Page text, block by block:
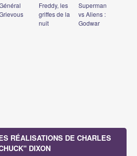
Freddy, les
griffes de la
nuit
Superman
vs Aliens :
Godwar
RÉALISATIONS DE CHARLES
DIXON